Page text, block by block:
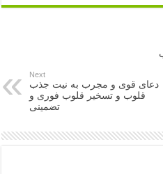
Next
دعای قوی و مجرب به نیت جذب
قلوب و تسخیر قلوب فوری و
تضمینی